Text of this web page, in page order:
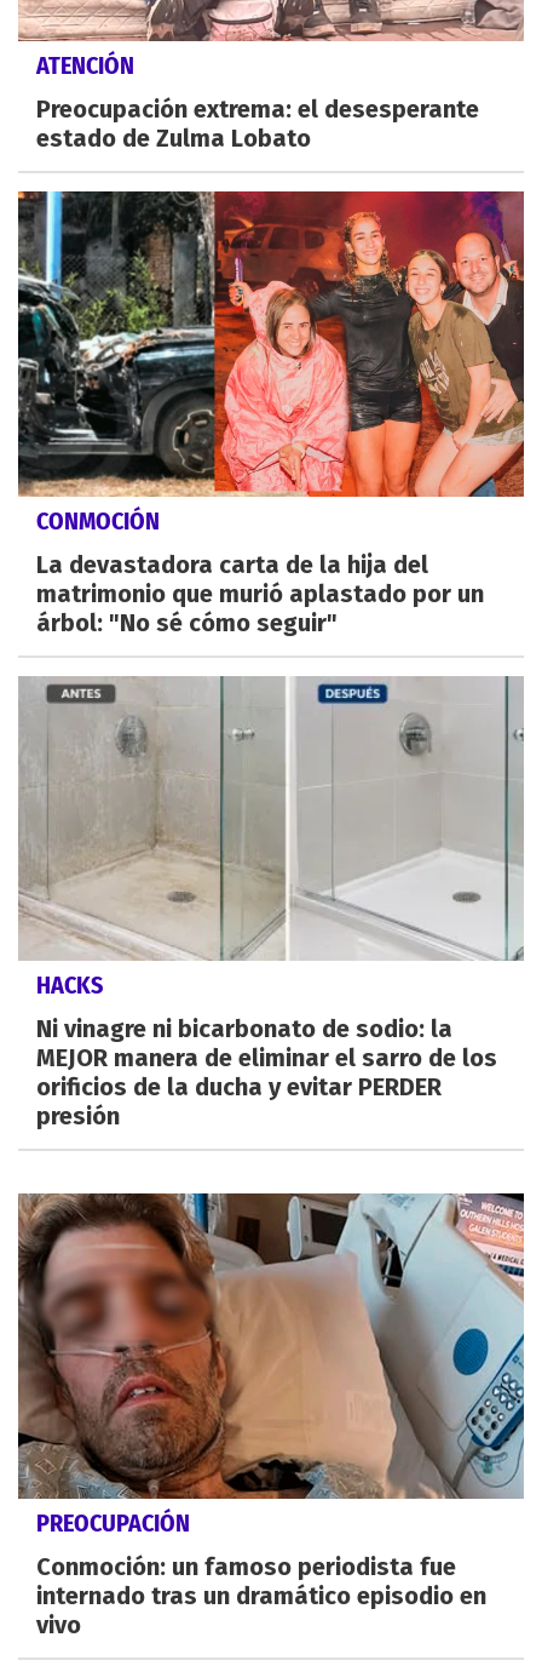
ATENCIÓN
Preocupación extrema: el desesperante
estado de Zulma Lobato
CONMOCIÓN
La devastadora carta de la hija del
matrimonio que murió aplastado por un
árbol: "No sé cómo seguir"
HACKS
Ni vinagre ni bicarbonato de sodio: la
MEJOR manera de eliminar el sarro de los
orificios de la ducha y evitar PERDER
presión
PREOCUPACIÓN
Conmoción: un famoso periodista fue
internado tras un dramático episodio en
vivo